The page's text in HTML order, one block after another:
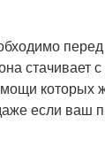
стачивает
которых
если